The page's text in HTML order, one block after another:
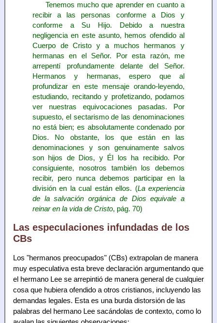
Tenemos mucho que aprender en cuanto a
recibir a las personas conforme a Dios y
conforme a Su Hijo. Debido a nuestra
negligencia en este asunto, hemos ofendido al
Cuerpo de Cristo y a muchos hermanos y
hermanas en el Señor. Por esta razón, me
arrepentí profundamente delante del Señor.
Hermanos y hermanas, espero que al
profundizar en este mensaje orando-leyendo,
estudiando, recitando y profetizando, podamos
ver nuestras equivocaciones pasadas. Por
supuesto, el sectarismo de las denominaciones
no está bien; es absolutamente condenado por
Dios. No obstante, los que están en las
denominaciones y son genuinamente salvos
son hijos de Dios, y Él los ha recibido. Por
consiguiente, nosotros también los debemos
recibir, pero nunca debemos participar en la
división en la cual están ellos. (La experiencia
de la salvación orgánica de Dios equivale a
reinar en la vida de Cristo, pág. 70)
Las especulaciones infundadas de los
CBs
Los "hermanos preocupados" (CBs) extrapolan de manera
muy especulativa esta breve declaración argumentando que
el hermano Lee se arrepintió de manera general de cualquier
cosa que hubiera ofendido a otros cristianos, incluyendo las
demandas legales. Esta es una burda distorsión de las
palabras del hermano Lee sacándolas de contexto, como lo